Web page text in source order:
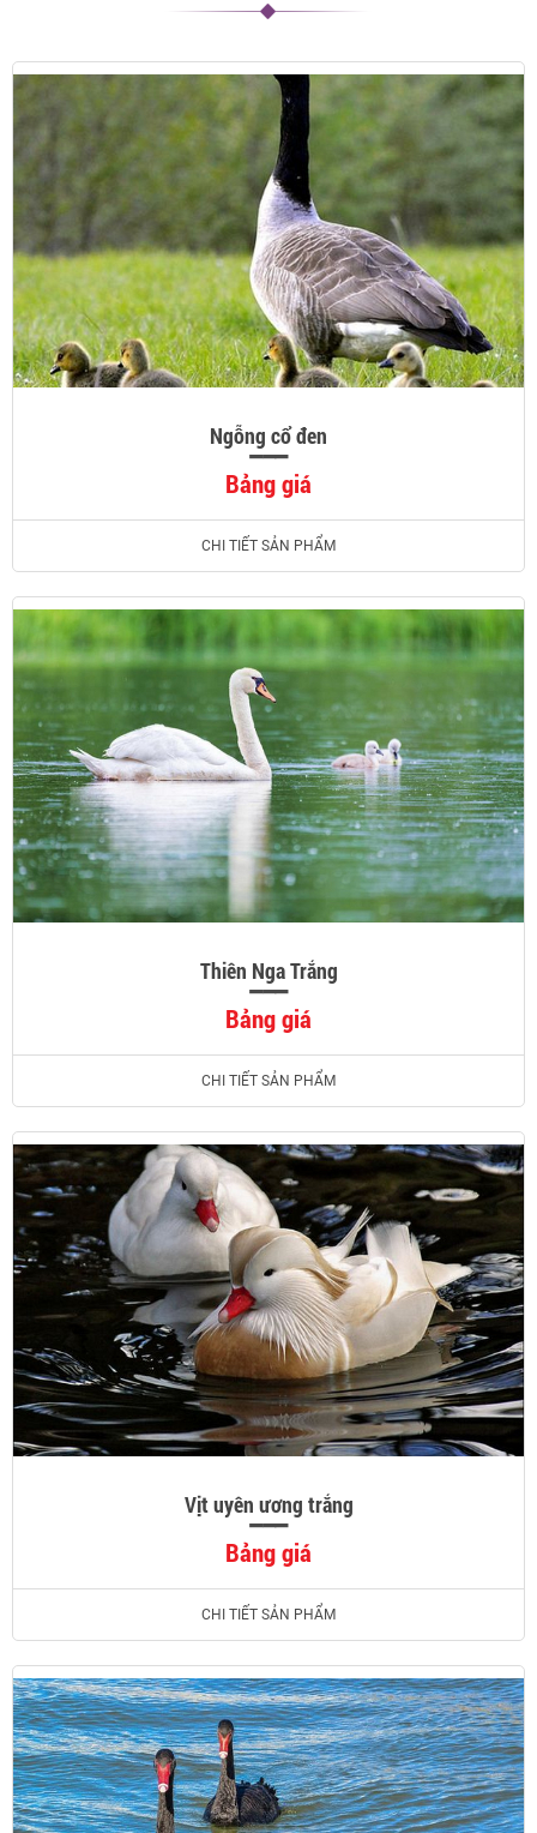
Ngỗng cổ đen
Bảng giá
CHI TIẾT SẢN PHẨM
Thiên Nga Trắng
Bảng giá
CHI TIẾT SẢN PHẨM
Vịt uyên ương trắng
Bảng giá
CHI TIẾT SẢN PHẨM